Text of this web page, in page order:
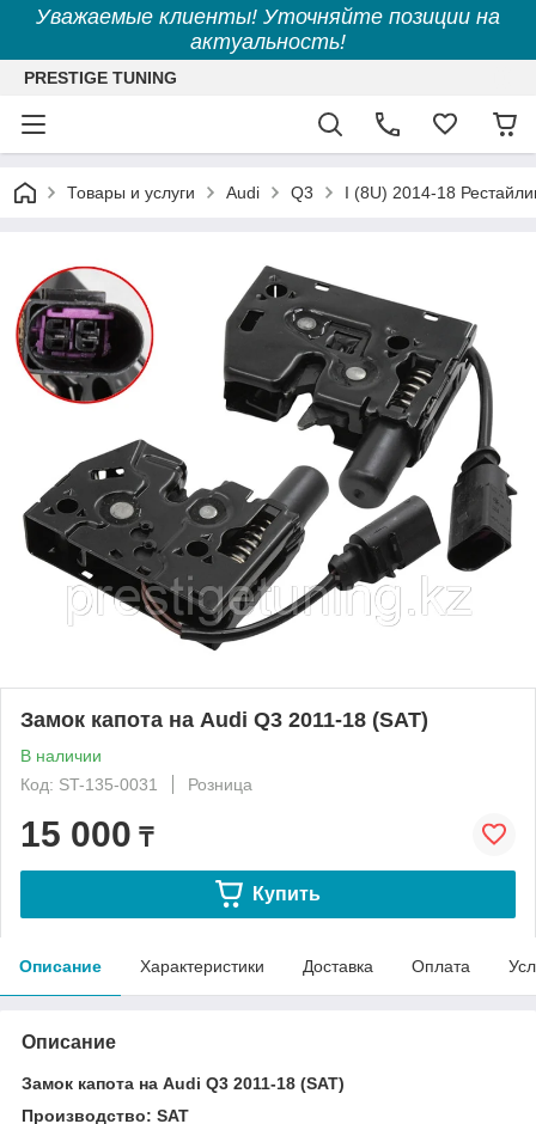
Уважаемые клиенты! Уточняйте позиции на
актуальность!
PRESTIGE TUNING
Товары и услуги Audi Q3 I (8U) 2014-18
Замок капота на Audi Q3 2011-18 (SAT)
В наличии
Код: ST-135-0031
Розница
15 000 ₸
Купить
Описание Характеристики Доставка Оплата
Описание
Замок капота на Audi Q3 2011-18 (SAT)
Производство: SAT